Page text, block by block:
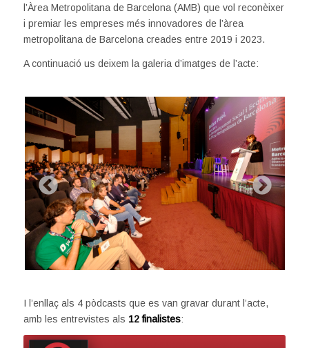
l’Àrea Metropolitana de Barcelona (AMB) que vol reconèixer
i premiar les empreses més innovadores de l’àrea
metropolitana de Barcelona creades entre 2019 i 2023.
A continuació us deixem la galeria d’imatges de l’acte:
I l’enllaç als 4 pòdcasts que es van gravar durant l’acte,
amb les entrevistes als 12 finalistes: